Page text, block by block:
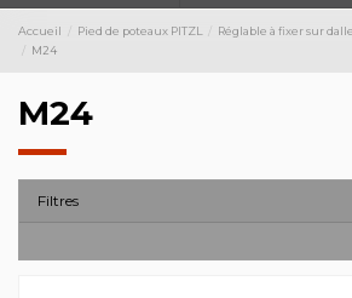
Accueil Pied de poteaux PITZL Réglable à fixer sur dalle
M24
M24
Filtres